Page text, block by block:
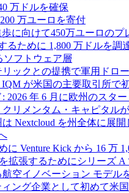
万ドルを確保
万ユーロを寄付
に向けて450万ユーロのプ
るために 1,800 万ドルを調
ソフトウェア層
ックとの提携で軍用ドロ
IQM が米国の主要取引所
2026 年 6 月に欧州のスタ
リメンタム・キャピタル
Nextcloud を州全体に展
Venture Kick から 16 万
拡張するためにシリーズ A
空イノベーション モデル
ング企業として初めて米